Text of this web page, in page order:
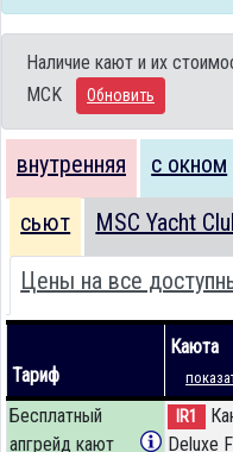
Наличие кают и их
MCK
Обновить
внутренняя с окном
сьют MSC Yacht
Цены на все
Тариф
Каюта
Бесплатный
апгрейд кают
IR1
Deluxe